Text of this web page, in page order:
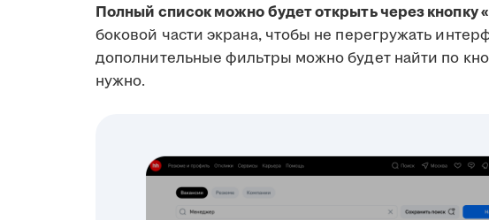
Полный список можно будет открыть через кнопку
боковой части экрана, чтобы не перегружать
дополнительные фильтры можно будет найти по
нужно.